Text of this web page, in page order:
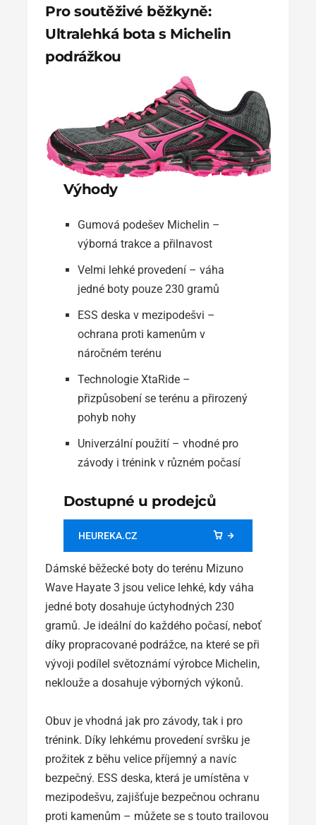
Pro soutěživé běžkyně:
Ultralehká bota s Michelin
podrážkou
Výhody
Gumová podešev Michelin –
výborná trakce a přilnavost
Velmi lehké provedení – váha
jedné boty pouze 230 gramů
ESS deska v mezipodešvi –
ochrana proti kamenům v
náročném terénu
Technologie XtaRide –
přizpůsobení se terénu a přirozený
pohyb nohy
Univerzální použití – vhodné pro
závody i trénink v různém počasí
Dostupné u prodejců
HEUREKA.CZ
Dámské běžecké boty do terénu Mizuno
Wave Hayate 3 jsou velice lehké, kdy váha
jedné boty dosahuje úctyhodných 230
gramů. Je ideální do každého počasí, neboť
díky propracované podrážce, na které se při
vývoji podílel světoznámí výrobce Michelin,
neklouže a dosahuje výborných výkonů.
Obuv je vhodná jak pro závody, tak i pro
trénink. Díky lehkému provedení svršku je
prožitek z běhu velice příjemný a navíc
bezpečný. ESS deska, která je umístěna v
mezipodešvu, zajišťuje bezpečnou ochranu
proti kamenům – můžete se s touto trailovou